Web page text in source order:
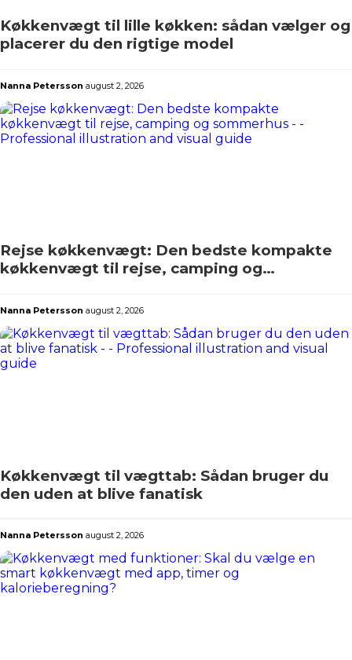
Køkkenvægt til lille køkken: sådan vælger og
placerer du den rigtige model
Nanna Petersson august 2, 2026
Rejse køkkenvægt: Den bedste kompakte
køkkenvægt til rejse, camping og
Nanna Petersson august 2, 2026
Køkkenvægt til vægttab: Sådan bruger du
den uden at blive fanatisk
Nanna Petersson august 2, 2026